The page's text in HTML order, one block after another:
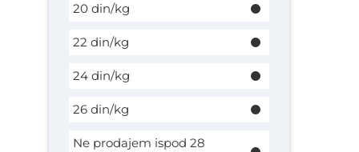
20 din/kg
22 din/kg
24 din/kg
26 din/kg
Ne prodajem ispod 28